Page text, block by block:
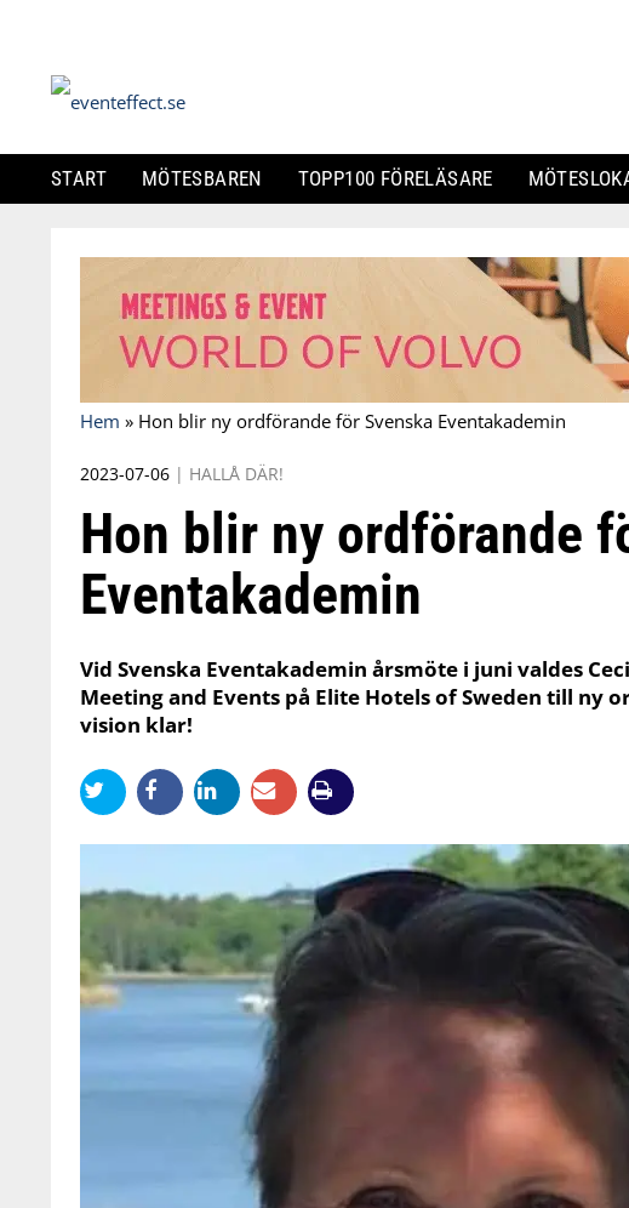
START MÖTESBAREN TOPP100 FÖRELÄSARE
content
Hem » Hon blir ny ordförande för Svenska Eventakademin
2023-07-06 | HALLÅ DÄR!
Hon blir ny ordförande
Eventakademin
Vid Svenska Eventakademin årsmöte i juni valdes
Meeting and Events på Elite Hotels of Sweden till ny
vision klar!